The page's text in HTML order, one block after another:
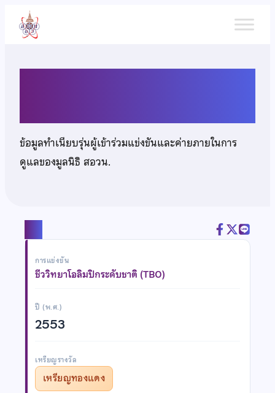
เนื้อหา
ข้อมูลทำเนียบรุ่นผู้เข้าร่วมแข่งขันและค่ายภายในการ
ดูแลของมูลนิธิ สอวน.
การแข่งขัน
ชีววิทยาโอลิมปิกระดับชาติ (TBO)
ปี (พ.ศ.)
2553
เหรียญรางวัล
เหรียญทองแดง